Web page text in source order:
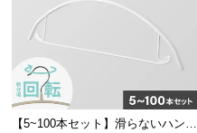
【5~100本セット】滑らないハンガ